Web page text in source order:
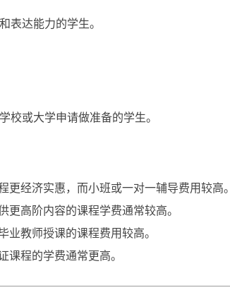
表达能力的学生。
校或大学申请做准备的学生。
更经济实惠，而小班或一对一辅导费用较高。
更高阶内容的课程学费通常较高。
业教师授课的课程费用较高。
课程的学费通常更高。